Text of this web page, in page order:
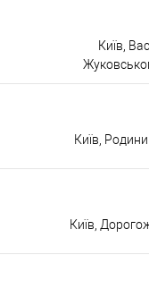
Київ,
Київ,
Київ,